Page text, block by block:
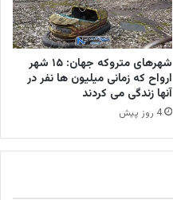
شهرهای متروکه جهان: ۱۵ شهر
ارواح که زمانی میلیون ها نفر در
آنها زندگی می کردند
4 روز پیش